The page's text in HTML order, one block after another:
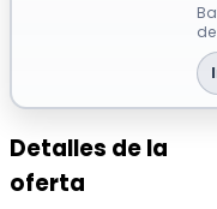
Detalles de la
oferta